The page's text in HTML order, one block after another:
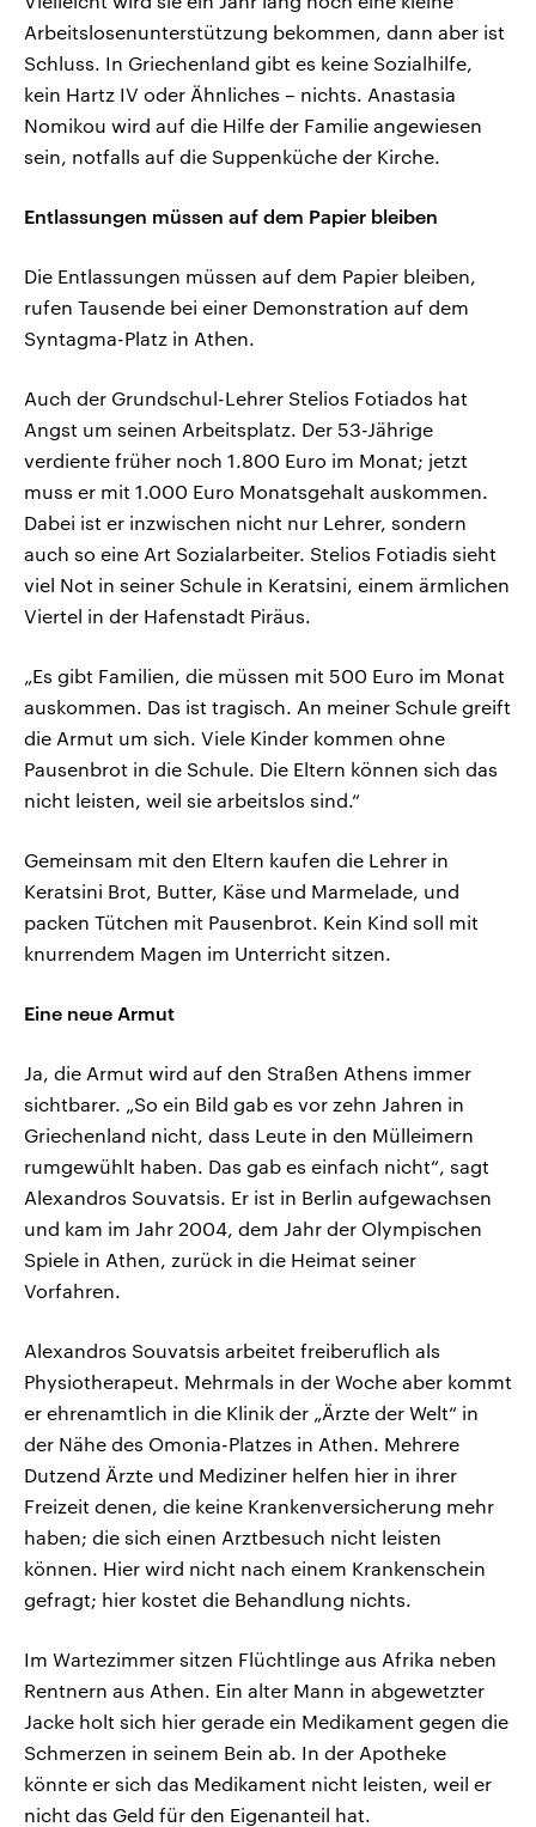
Arbeitslosenunterstützung bekommen, dann aber ist
Schluss. In Griechenland gibt es keine Sozialhilfe,
kein Hartz IV oder Ähnliches – nichts. Anastasia
Nomikou wird auf die Hilfe der Familie angewiesen
sein, notfalls auf die Suppenküche der Kirche.
Entlassungen müssen auf dem Papier bleiben
Die Entlassungen müssen auf dem Papier bleiben,
rufen Tausende bei einer Demonstration auf dem
Syntagma-Platz in Athen.
Auch der Grundschul-Lehrer Stelios Fotiados hat
Angst um seinen Arbeitsplatz. Der 53-Jährige
verdiente früher noch 1.800 Euro im Monat; jetzt
muss er mit 1.000 Euro Monatsgehalt auskommen.
Dabei ist er inzwischen nicht nur Lehrer, sondern
auch so eine Art Sozialarbeiter. Stelios Fotiadis sieht
viel Not in seiner Schule in Keratsini, einem ärmlichen
Viertel in der Hafenstadt Piräus.
„Es gibt Familien, die müssen mit 500 Euro im Monat
auskommen. Das ist tragisch. An meiner Schule greift
die Armut um sich. Viele Kinder kommen ohne
Pausenbrot in die Schule. Die Eltern können sich das
nicht leisten, weil sie arbeitslos sind.“
Gemeinsam mit den Eltern kaufen die Lehrer in
Keratsini Brot, Butter, Käse und Marmelade, und
packen Tütchen mit Pausenbrot. Kein Kind soll mit
knurrendem Magen im Unterricht sitzen.
Eine neue Armut
Ja, die Armut wird auf den Straßen Athens immer
sichtbarer. „So ein Bild gab es vor zehn Jahren in
Griechenland nicht, dass Leute in den Mülleimern
rumgewühlt haben. Das gab es einfach nicht“, sagt
Alexandros Souvatsis. Er ist in Berlin aufgewachsen
und kam im Jahr 2004, dem Jahr der Olympischen
Spiele in Athen, zurück in die Heimat seiner
Vorfahren.
Alexandros Souvatsis arbeitet freiberuflich als
Physiotherapeut. Mehrmals in der Woche aber kommt
er ehrenamtlich in die Klinik der „Ärzte der Welt“ in
der Nähe des Omonia-Platzes in Athen. Mehrere
Dutzend Ärzte und Mediziner helfen hier in ihrer
Freizeit denen, die keine Krankenversicherung mehr
haben; die sich einen Arztbesuch nicht leisten
können. Hier wird nicht nach einem Krankenschein
gefragt; hier kostet die Behandlung nichts.
Im Wartezimmer sitzen Flüchtlinge aus Afrika neben
Rentnern aus Athen. Ein alter Mann in abgewetzter
Jacke holt sich hier gerade ein Medikament gegen die
Schmerzen in seinem Bein ab. In der Apotheke
könnte er sich das Medikament nicht leisten, weil er
nicht das Geld für den Eigenanteil hat.